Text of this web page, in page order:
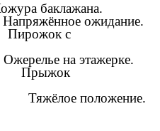
баклажана.
ожидание.
с
на этажерке.
Прыжок
положение.